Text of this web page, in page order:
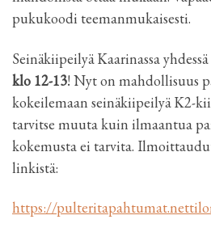
pukukoodi teemanmukaisesti.
Seinäkiipeilyä Kaarinassa
klo 12-13! Nyt on mahdollisuus
kokeilemaan seinäkiipeilyä K2-
tarvitse muuta kuin ilmaantua
kokemusta ei tarvita.
linkistä:
https://